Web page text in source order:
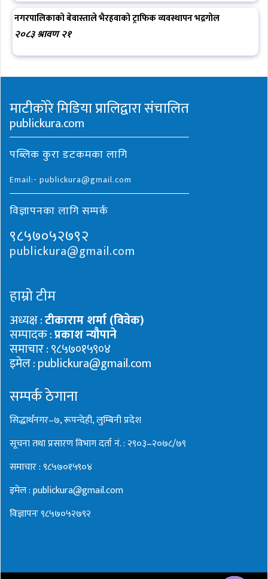
नगरपालिकाको बेवास्ताले भैरहवाको ट्राफिक व्यवस्थापन भद्रगोल
२०८३ श्रावण २१
माटीकोरे मिडिया प्रालिद्वारा संचालित
publickura.com
पब्लिक कुरा डटकमका लागि
Email:- publickura@gmail.com
विज्ञापनका लागि सम्पर्क
९८५७०५२७९२
publickura@gmail.com
हाम्रो टीम
अध्यक्ष :टीकाराम शर्मा (विवेक)
सम्पादक :प्रकाश न्यौपाने
समाचार : ९८५७०१५९०४
इमेल : publickura@gmail.com
सम्पर्क ठेगाना
सिद्धार्थनगर–७, रूपन्देही, लुम्बिनी प्रदेश
सूचना तथा प्रसारण विभाग दर्ता नं. : २९०३–२०७८/७९
समाचार : ९८५७०१५९०४
इमेल : publickura@gmail.com
विज्ञापनः ९८५७०५२७९२